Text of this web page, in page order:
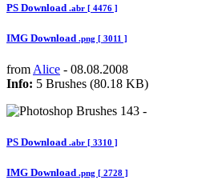
PS Download .abr [ 4476 ]
IMG Download .png [ 3011 ]
from Alice - 08.08.2008
Info: 5 Brushes (80.18 KB)
PS Download .abr [ 3310 ]
IMG Download .png [ 2728 ]